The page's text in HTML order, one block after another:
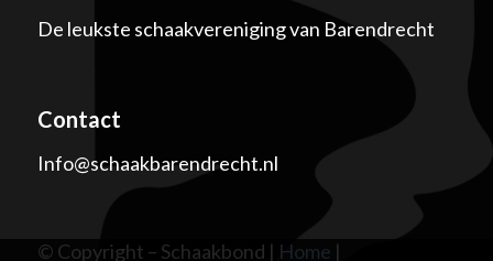
De leukste schaakvereniging van Barendrecht
Contact
Info@schaakbarendrecht.nl
© Copyright – Schaakbond | Home |